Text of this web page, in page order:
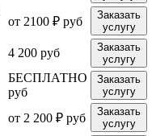
от 2100 ₽ руб
Заказать
услугу
4 200 руб
Заказать
услугу
БЕСПЛАТНО
руб
Заказать
услугу
от 2 200 ₽ руб
Заказать
услугу